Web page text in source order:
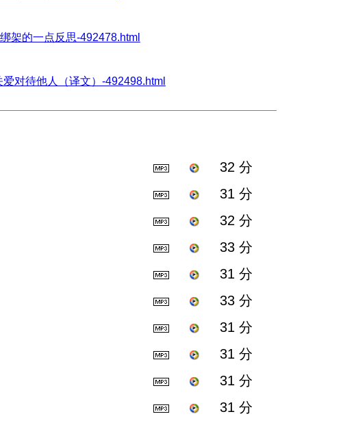
架的一点反思-492478.html
对待他人（译文）-492498.html
32 分
31 分
32 分
33 分
31 分
33 分
31 分
31 分
31 分
31 分